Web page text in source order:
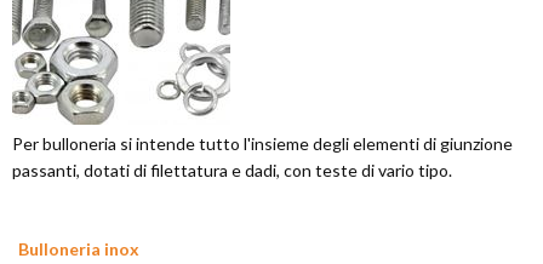
Per bulloneria si intende tutto l'insieme degli elementi di giunzione
passanti, dotati di filettatura e dadi, con teste di vario tipo.
Bulloneria inox